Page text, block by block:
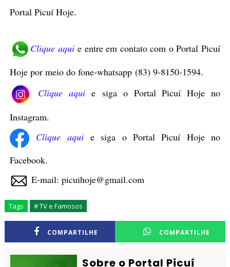
Portal Picuí Hoje.
Clique aquie entre em contato com o Portal Picuí
Hoje por meio do fone-whatsapp (83) 9-8150-1594.
Clique aquie siga o Portal Picuí Hoje no
Instagram.
Clique aquie siga o Portal Picuí Hoje no
Facebook.
E-mail: picuihoje@gmail.com
Tags # TV e Famosos
COMPARTILHE COMPARTILHE
Sobre o Portal Picuí